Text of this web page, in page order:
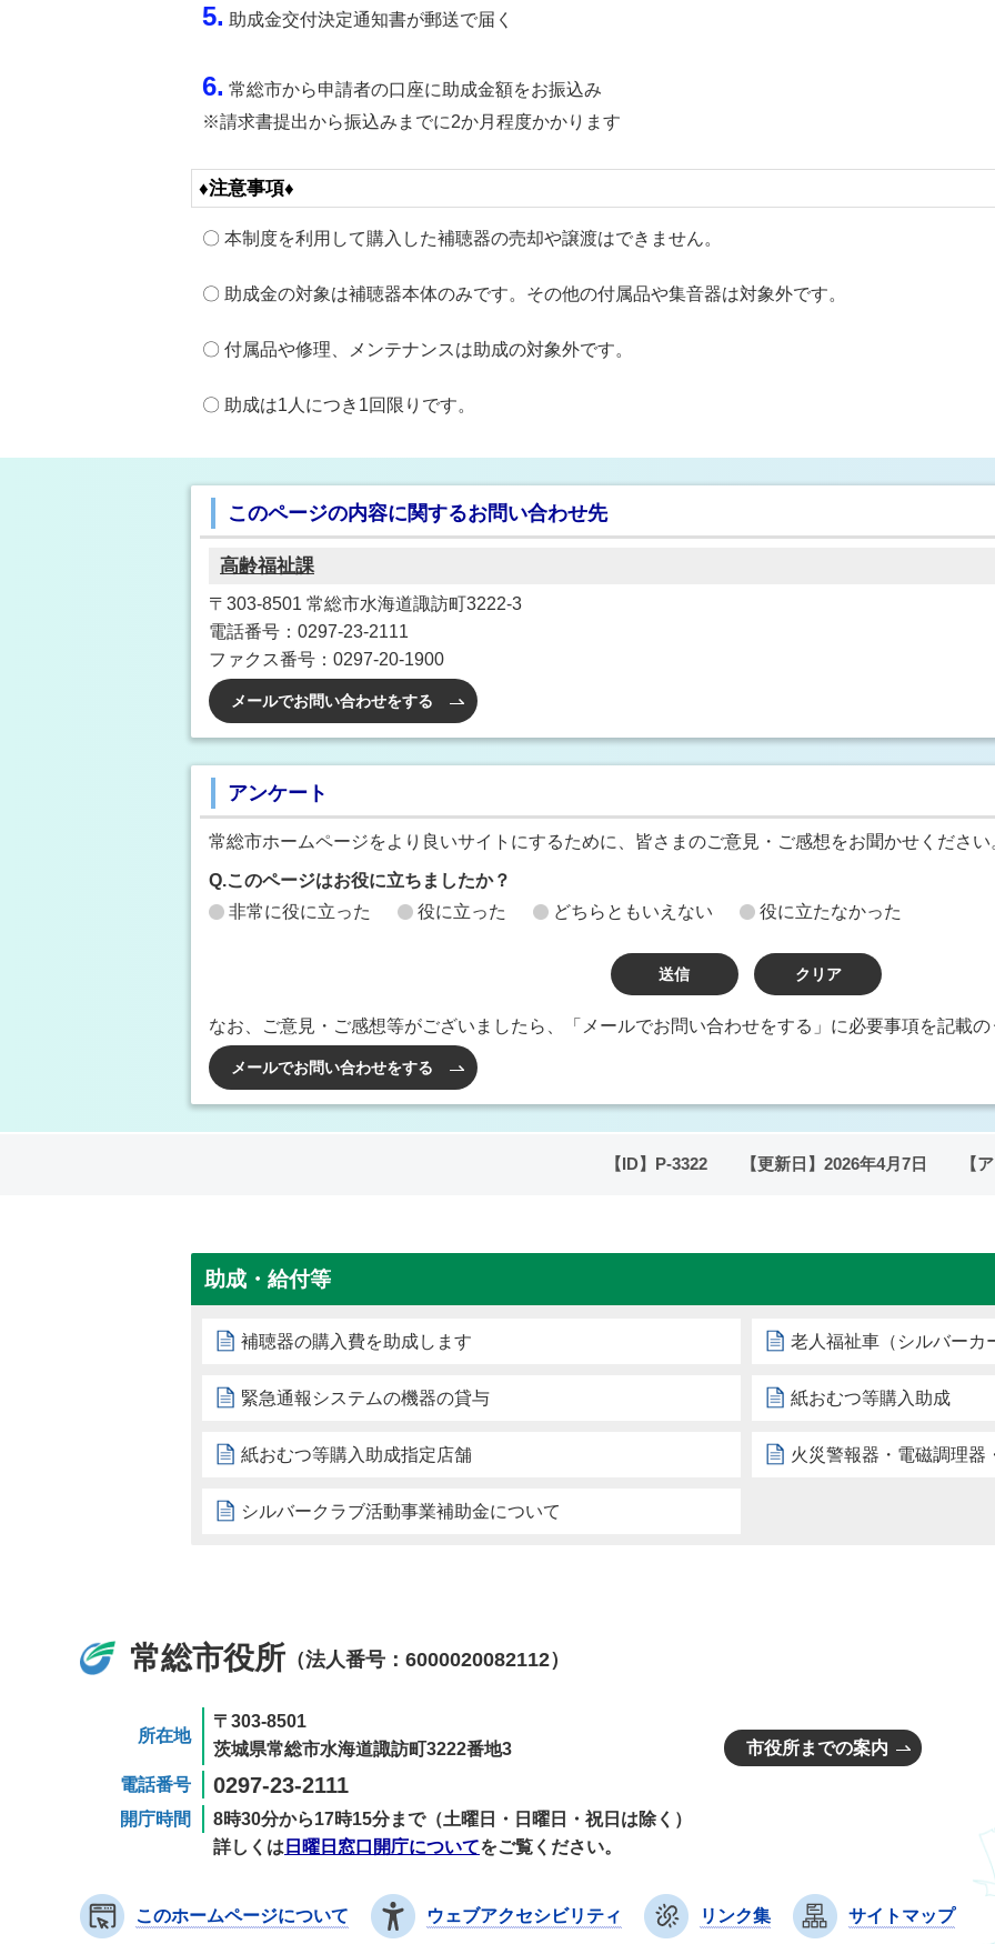
5. 助成金交付決定通知書が郵送で届く
6. 常総市から申請者の口座に助成金額をお振込み
※請求書提出から振込みまでに2か月程度かかります
♦注意事項♦
〇 本制度を利用して購入した補聴器の売却や譲渡はできません。
〇 助成金の対象は補聴器本体のみです。その他の付属品や集音器は対象外です。
〇 付属品や修理、メンテナンスは助成の対象外です。
〇 助成は1人につき1回限りです。
このページの内容に関するお問い合わせ先
高齢福祉課
〒303-8501 常総市水海道諏訪町3222-3
電話番号：0297-23-2111
ファクス番号：0297-20-1900
メールでお問い合わせをする
アンケート
常総市ホームページをより良いサイトにするために、皆さまのご意見・ご感想をお聞かせください
Q.このページはお役に立ちましたか？
非常に役に立った
役に立った どちらともいえない 役に立たなかった
なお、ご意見・ご感想等がございましたら、「メールでお問い合わせをする」に必要事項を記載
メールでお問い合わせをする
【ID】 P-3322 【更新日】 2026年4月7日 【
助成・給付等
補聴器の購入費を助成します 老人福祉車（シルバーカ
緊急通報システムの機器の貸与 紙おむつ等購入助成
紙おむつ等購入助成指定店舗 火災警報器・電磁調理器
シルバークラブ活動事業補助金について
常総市役所 （法人番号：6000020082112）
所在地
〒303-8501
茨城県常総市水海道諏訪町3222番地3
電話番号
0297-23-2111
開庁時間
8時30分から17時15分まで（土曜日・日曜日・祝日は除く）
詳しくは 日曜日窓口開庁についてをご覧ください。
市役所までの案内
このホームページについて ウェブアクセシビリティ リンク集 サイトマップ